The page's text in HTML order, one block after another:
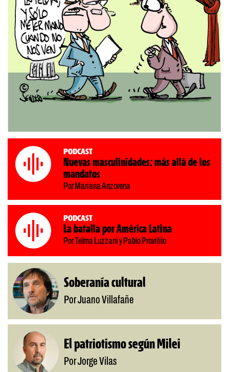
Podcast
Nuevas masculinidades: más allá de los
mandatos
Por Mariana Anzorena
Podcast
La batalla por América Latina
Por Telma Luzzani y Pablo Provitilo
Soberanía cultural
Por Juano Villafañe
El patriotismo según Milei
Por Jorge Vilas